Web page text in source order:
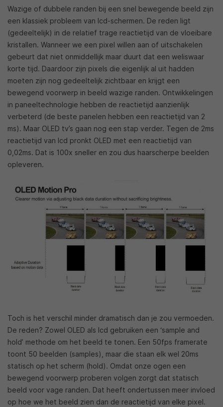
Wazige of dubbele randen bij een snel bewegende beeld zijn
een klassiek probleem van lcd-schermen. De reden ligt
(gedeeltelijk) in de relatief trage reactietijd van de vloeibare
kristallen. Wanneer we een pixel willen aan of uitschakelen
gebeurt dat niet onmiddellijk maar duurt dat een weliswaar
korte tijd. Daardoor zijn pixels die eigenlijk al uit hadden
moeten zijn nog gedeeltelijk zichtbaar en krijgt een
bewegend voorwerp in beeld wazige randen. Ontwikkelingen
in paneeltechnologie hebben de reactietijd aanzienlijk
verbeterd (de beste panelen hebben een reactietijd van 2
ms). Maar OLED tv’s gaan nog een stap verder. Tegen de 2ms
reactietijd van lcd pronkt OLED met een reactietijd van
0,02ms. Dat is 100x sneller en zou dus haarscherpe beelden
opleveren.
Toch is het verschil minder dramatisch dan je zou vermoeden.
De reden? Zowel OLED als lcd gebruiken een ‘sample and
hold’ methode om het beeld te tonen. Een 50fps framerate
toont 50 beelden (samples), maar die staan elk wel 20ms
statisch op het scherm (hold). Omdat onze ogen een
bewegend voorwerp proberen volgen zorgt dat statisch
beeld voor vage randen. Dat heeft ondertussen meer invloed
op hoe we het beeld zien dan de reactietijd van elke pixel.